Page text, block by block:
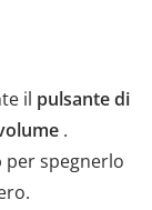
il pulsante di
.
per spegnerlo